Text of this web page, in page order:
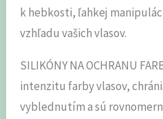
k hebkosti, ľahkej
vzhľadu vašich vlasov.
SILIKÓNY NA OCHRANU
intenzitu farby vlasov,
vyblednutím a sú